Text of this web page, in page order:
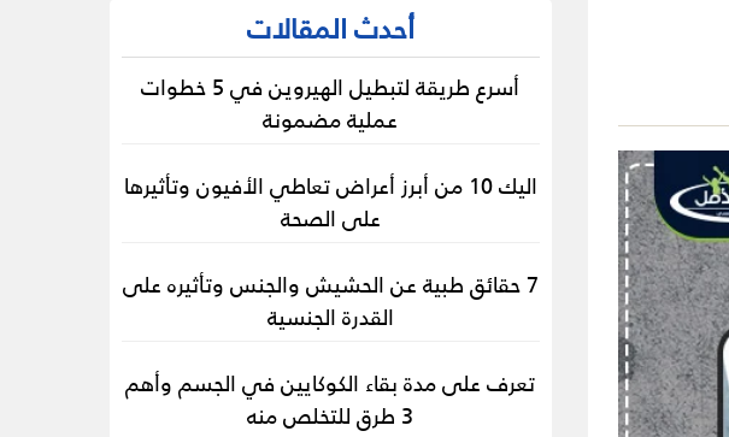
أحدث المقالات
أسرع طريقة لتبطيل الهيروين في 5 خطوات
عملية مضمونة
اليك 10 من أبرز أعراض تعاطي الأفيون وتأثيرها
على الصحة
7 حقائق طبية عن الحشيش والجنس وتأثيره على
القدرة الجنسية
تعرف على مدة بقاء الكوكايين في الجسم وأهم
3 طرق للتخلص منه